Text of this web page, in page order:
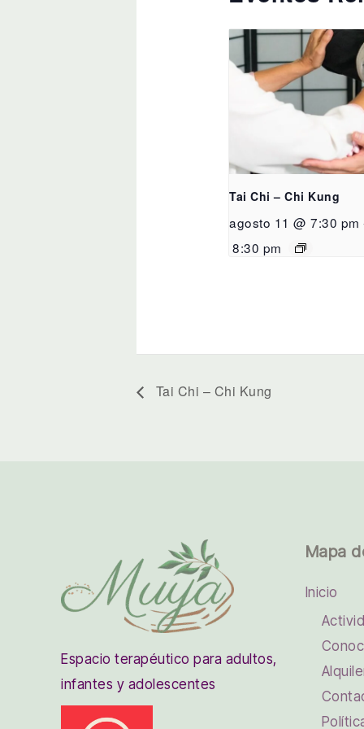
Tai Chi – Chi Kung
agosto 11 @ 7:30 pm
8:30 pm
Tai Chi – Chi Kung
Espacio terapéutico para adultos,
infantes y adolescentes
Mapa
Inicio